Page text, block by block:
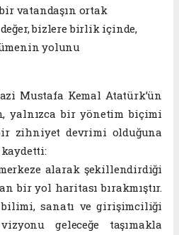
vatandaşın ortak
bizlere birlik içinde,
yolunu
Mustafa Kemal Atatürk’ün
yalnızca bir yönetim biçimi
zihniyet devrimi olduğuna
alarak şekillendirdiği
bir yol haritası bırakmıştır.
sanatı ve girişimciliği
geleceğe taşımakla